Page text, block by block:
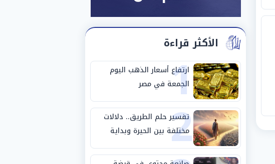
الأكثر قراءة
1
ارتفاع أسعار الذهب اليوم
الجمعة في مصر
2
تفسير حلم الطريق.. دلالات
مختلفة بين الحيرة وبداية
مرحلة جديدة